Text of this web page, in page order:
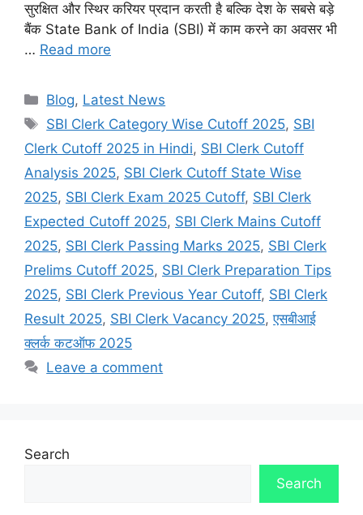
सुरक्षित और स्थिर करियर प्रदान करती है बल्कि देश के सबसे बड़े
बैंक State Bank of India (SBI) में काम करने का अवसर भी
… Read more
Categories
Blog, Latest News
Tags
SBI Clerk Category Wise Cutoff 2025, SBI
Clerk Cutoff 2025 in Hindi, SBI Clerk Cutoff
Analysis 2025, SBI Clerk Cutoff State Wise
2025, SBI Clerk Exam 2025 Cutoff, SBI Clerk
Expected Cutoff 2025, SBI Clerk Mains Cutoff
2025, SBI Clerk Passing Marks 2025, SBI Clerk
Prelims Cutoff 2025, SBI Clerk Preparation Tips
2025, SBI Clerk Previous Year Cutoff, SBI Clerk
Result 2025, SBI Clerk Vacancy 2025,एसबीआई
क्लर्क कटऑफ 2025
Leave a comment
Search
Search